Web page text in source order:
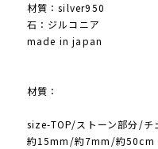
材質：silver950
石：ジルコニア
made in japan
材質：
size-TOP/ストーン部分/チ
約15mm/約7mm/約50cm